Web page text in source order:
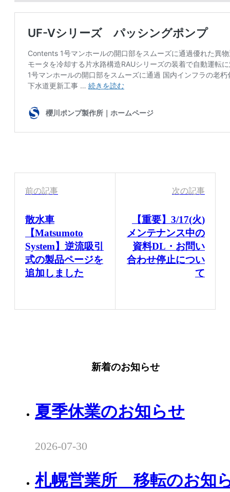
前の記事
散水車
【Matsumoto
System】逆流吸引
式の製品ページを
追加しました
次の記事
【重要】3/17(火)
メンテナンス中の
資料DL・お問い
合わせ停止につい
て
新着のお知らせ
夏季休業のお知らせ
2026-07-30
札幌営業所 移転のお知